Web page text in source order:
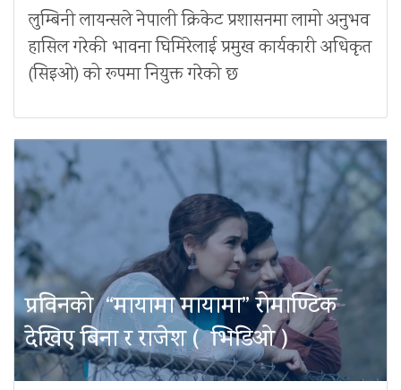
लुम्बिनी लायन्सले नेपाली क्रिकेट प्रशासनमा लामो अनुभव
हासिल गरेकी भावना घिमिरेलाई प्रमुख कार्यकारी अधिकृत
(सिइओ) को रूपमा नियुक्त गरेको छ
प्रविनको “मायामा मायामा” रोमाण्टिक
देखिए बिना र राजेश ( भिडिओ )